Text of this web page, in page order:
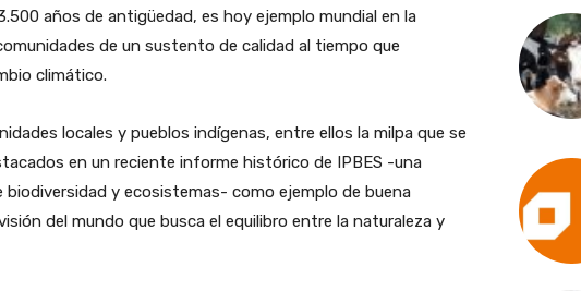
años de antigüedad, es hoy ejemplo mundial en la
de un sustento de calidad al tiempo que
climático.
locales y pueblos indígenas, entre ellos la milpa que se
en un reciente informe histórico de IPBES -una
y ecosistemas- como ejemplo de buena
del mundo que busca el equilibro entre la naturaleza y